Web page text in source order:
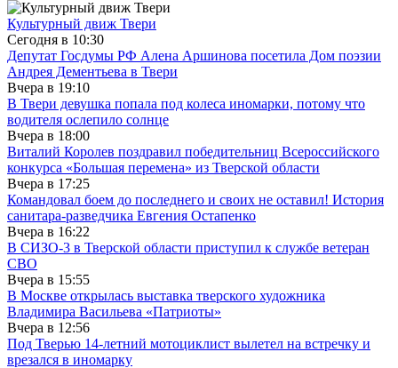
Культурный движ Твери
Сегодня в 10:30
Депутат Госдумы РФ Алена Аршинова посетила Дом поэзии
Андрея Дементьева в Твери
Вчера в 19:10
В Твери девушка попала под колеса иномарки, потому что
водителя ослепило солнце
Вчера в 18:00
Виталий Королев поздравил победительниц Всероссийского
конкурса «Большая перемена» из Тверской области
Вчера в 17:25
Командовал боем до последнего и своих не оставил! История
санитара-разведчика Евгения Остапенко
Вчера в 16:22
В СИЗО-3 в Тверской области приступил к службе ветеран
СВО
Вчера в 15:55
В Москве открылась выставка тверского художника
Владимира Васильева «Патриоты»
Вчера в 12:56
Под Тверью 14-летний мотоциклист вылетел на встречку и
врезался в иномарку